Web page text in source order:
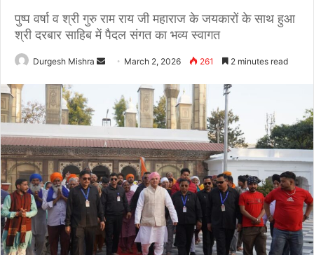
पुष्प वर्षा व श्री गुरु राम राय जी महाराज के जयकारों के साथ हुआ
श्री दरबार साहिब में पैदल संगत का भव्य स्वागत
Durgesh Mishra
Send
email
March 2, 2026 261 2 minutes read